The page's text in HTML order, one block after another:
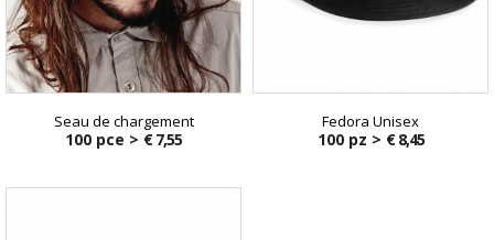
Seau de chargement
100 pce > € 7,55
Fedora Unisex
100 pz > € 8,45